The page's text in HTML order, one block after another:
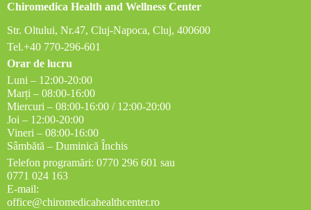
Chiromedica Health and Wellness Center
Str. Oltului, Nr.47, Cluj-Napoca, Cluj, 400600
Tel.+40 770-296-601
Orar de lucru
Luni – 12:00-20:00
Marți – 08:00-16:00
Miercuri – 08:00-16:00 / 12:00-20:00
Joi – 12:00-20:00
Vineri – 08:00-16:00
Sâmbătă – Duminică Închis
Telefon programări: 0770 296 601 sau
0771 024 163
E-mail:
office@chiromedicahealthcenter.ro